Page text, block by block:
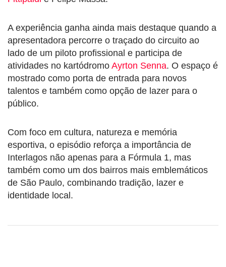
A experiência ganha ainda mais destaque quando a
apresentadora percorre o traçado do circuito ao
lado de um piloto profissional e participa de
atividades no kartódromo Ayrton Senna. O espaço é
mostrado como porta de entrada para novos
talentos e também como opção de lazer para o
público.
Com foco em cultura, natureza e memória
esportiva, o episódio reforça a importância de
Interlagos não apenas para a Fórmula 1, mas
também como um dos bairros mais emblemáticos
de São Paulo, combinando tradição, lazer e
identidade local.